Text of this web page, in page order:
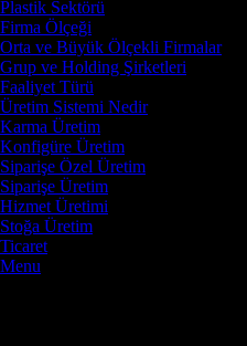
Plastik Sektörü
Firma Ölçeği
Orta ve Büyük Ölçekli Firmalar
Grup ve Holding Şirketleri
Faaliyet Türü
Üretim Sistemi Nedir
Karma Üretim
Konfigüre Üretim
Siparişe Özel Üretim
Siparişe Üretim
Hizmet Üretimi
Stoğa Üretim
Ticaret
Menu